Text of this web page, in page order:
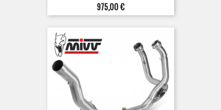
Prix
975,00 €